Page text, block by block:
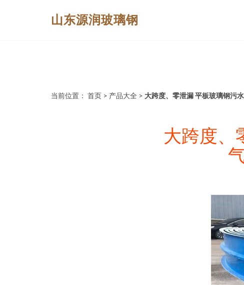
山东源润玻璃钢
当前位置： 首页 > 产品大全 > 大跨度、零泄漏 平板玻璃钢污
大跨度、